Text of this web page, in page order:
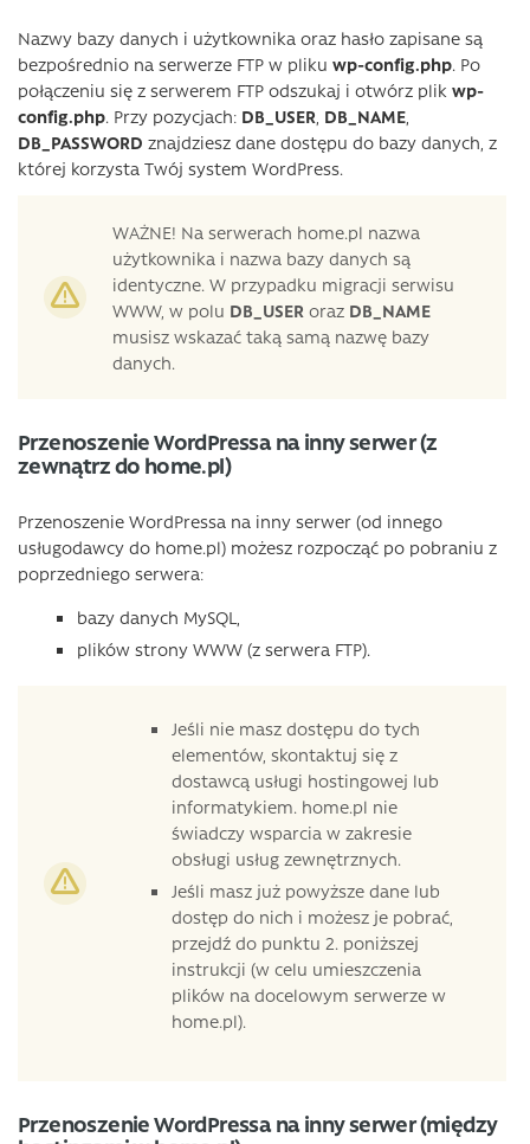
Nazwy bazy danych i użytkownika oraz hasło zapisane są
bezpośrednio na serwerze FTP w pliku wp-config.php. Po
połączeniu się z serwerem FTP odszukaj i otwórz plik wp-
config.php. Przy pozycjach: DB_USER, DB_NAME,
DB_PASSWORD znajdziesz dane dostępu do bazy danych, z
której korzysta Twój system WordPress.
WAŻNE! Na serwerach home.pl nazwa
użytkownika i nazwa bazy danych są
identyczne. W przypadku migracji serwisu
WWW, w polu DB_USER oraz DB_NAME
musisz wskazać taką samą nazwę bazy
danych.
Przenoszenie WordPressa na inny serwer (z
zewnątrz do home.pl)
Przenoszenie WordPressa na inny serwer (od innego
usługodawcy do home.pl) możesz rozpocząć po pobraniu z
poprzedniego serwera:
bazy danych MySQL,
plików strony WWW (z serwera FTP).
Jeśli nie masz dostępu do tych
elementów, skontaktuj się z
dostawcą usługi hostingowej lub
informatykiem. home.pl nie
świadczy wsparcia w zakresie
obsługi usług zewnętrznych.
Jeśli masz już powyższe dane lub
dostęp do nich i możesz je pobrać,
przejdź do punktu 2. poniższej
instrukcji (w celu umieszczenia
plików na docelowym serwerze w
home.pl).
Przenoszenie WordPressa na inny serwer (między